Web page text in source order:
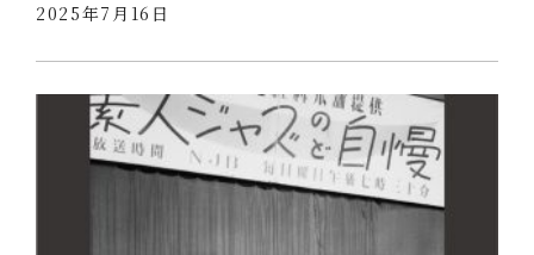
2025年7月16日